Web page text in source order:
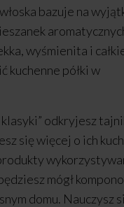
bazuje na
wyśmienita i
kuchenne półki w
odkryjesz
się więcej o ich
mógł
domu. Nauczysz